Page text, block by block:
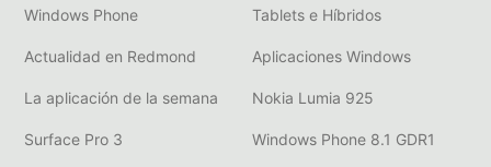
Windows Phone Tablets e Híbridos
Actualidad en Redmond Aplicaciones Windows
La aplicación de la semana Nokia Lumia 925
Surface Pro 3 Windows Phone 8.1 GDR1